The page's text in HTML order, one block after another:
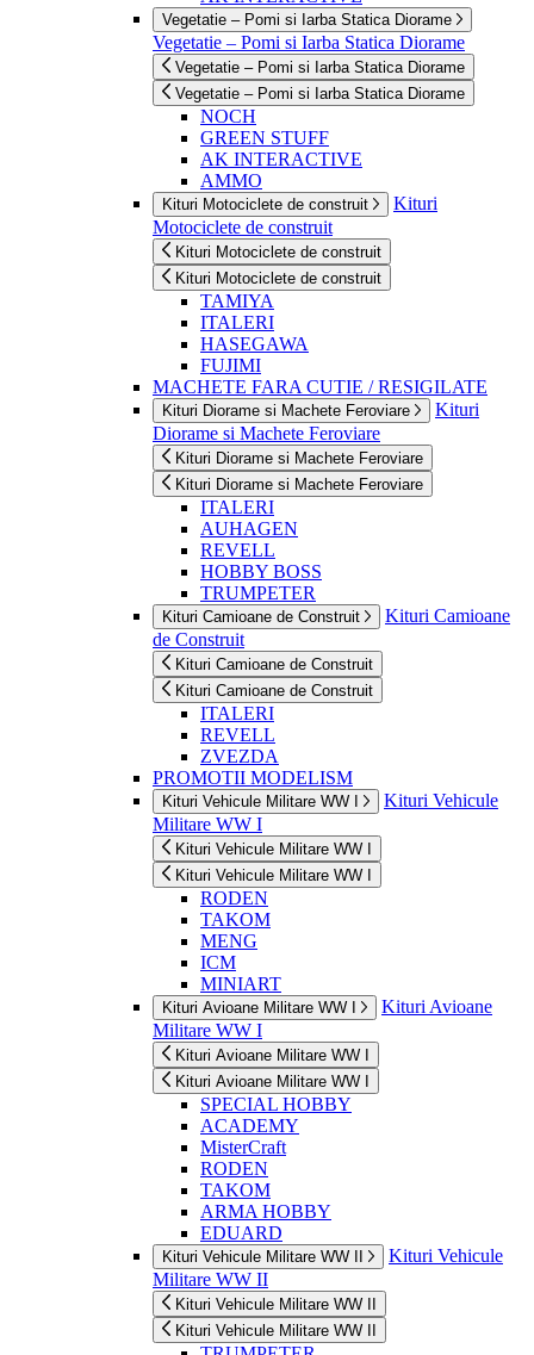
Vegetatie – Pomi si Iarba Statica Diorame
Vegetatie – Pomi si Iarba Statica Diorame
Vegetatie – Pomi si Iarba Statica Diorame
Vegetatie – Pomi si Iarba Statica Diorame
NOCH
GREEN STUFF
AK INTERACTIVE
AMMO
Kituri Motociclete de construit
Kituri
Motociclete de construit
Kituri Motociclete de construit
Kituri Motociclete de construit
TAMIYA
ITALERI
HASEGAWA
FUJIMI
MACHETE FARA CUTIE / RESIGILATE
Kituri Diorame si Machete Feroviare
Kituri
Diorame si Machete Feroviare
Kituri Diorame si Machete Feroviare
Kituri Diorame si Machete Feroviare
ITALERI
AUHAGEN
REVELL
HOBBY BOSS
TRUMPETER
Kituri Camioane de Construit
Kituri Camioane
de Construit
Kituri Camioane de Construit
Kituri Camioane de Construit
ITALERI
REVELL
ZVEZDA
PROMOTII MODELISM
Kituri Vehicule Militare WW I
Kituri Vehicule
Militare WW I
Kituri Vehicule Militare WW I
Kituri Vehicule Militare WW I
RODEN
TAKOM
MENG
ICM
MINIART
Kituri Avioane Militare WW I
Kituri Avioane
Militare WW I
Kituri Avioane Militare WW I
Kituri Avioane Militare WW I
SPECIAL HOBBY
ACADEMY
MisterCraft
RODEN
TAKOM
ARMA HOBBY
EDUARD
Kituri Vehicule Militare WW II
Kituri Vehicule
Militare WW II
Kituri Vehicule Militare WW II
Kituri Vehicule Militare WW II